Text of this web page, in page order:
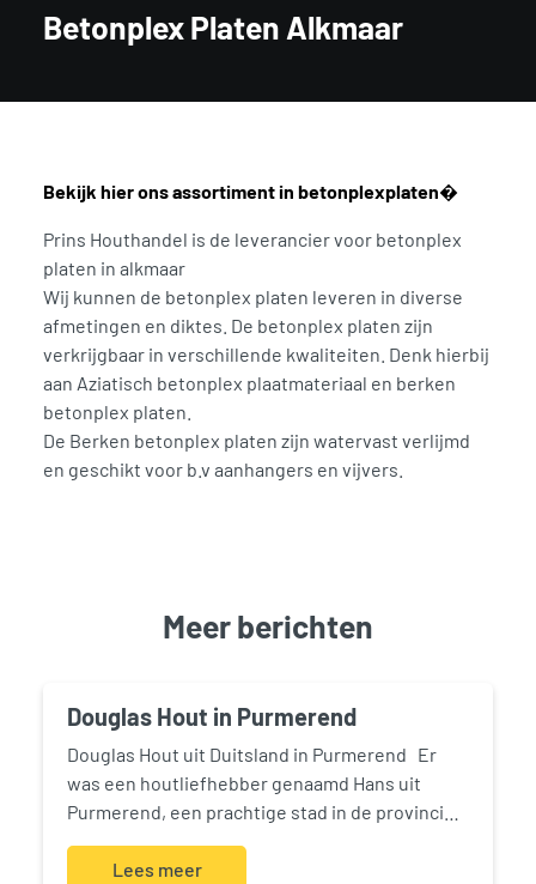
Betonplex Platen Alkmaar
Bekijk hier ons assortiment in betonplexplaten�
Prins Houthandel is de leverancier voor betonplex
platen in alkmaar
Wij kunnen de betonplex platen leveren in diverse
afmetingen en diktes. De betonplex platen zijn
verkrijgbaar in verschillende kwaliteiten. Denk hierbij
aan Aziatisch betonplex plaatmateriaal en berken
betonplex platen.
De Berken betonplex platen zijn watervast verlijmd
en geschikt voor b.v aanhangers en vijvers.
Meer berichten
Douglas Hout in Purmerend
Douglas Hout uit Duitsland in Purmerend Er
was een houtliefhebber genaamd Hans uit
Purmerend, een prachtige stad in de provincie
Noord-Holland in Nederland. Hans was op zoek
naar kwalitatief hoogwaardig hout om zijn
Lees meer